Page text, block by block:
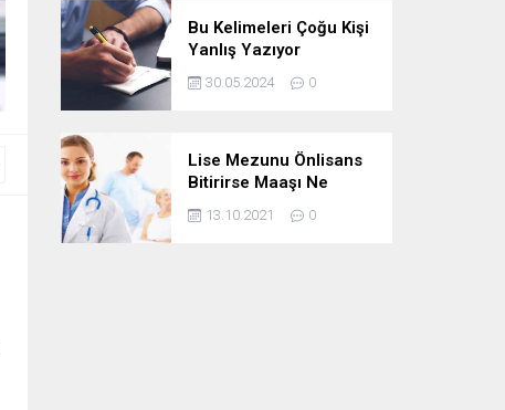
Bu Kelimeleri Çoğu Kişi
Yanlış Yazıyor
30.05.2024 0
Lise Mezunu Önlisans
Bitirirse Maaşı Ne
Kadar Artar
13.10.2021 0